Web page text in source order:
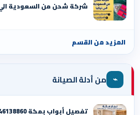
شركة شحن من السعودية
المزيد من القسم
⌁ من أدلة الصيانة